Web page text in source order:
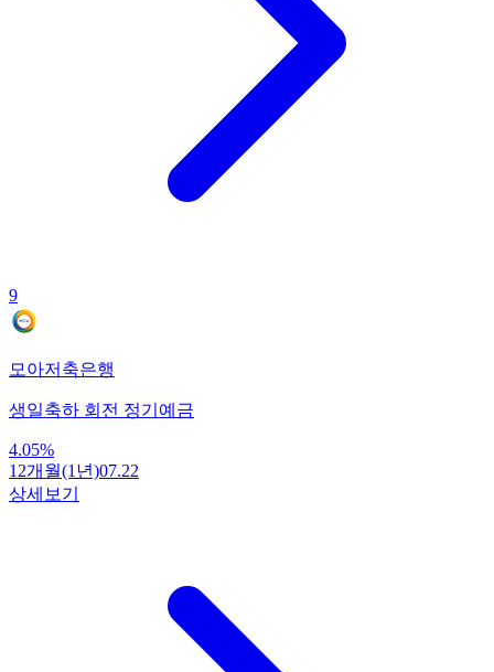
9
모아저축은행
생일축하 회전 정기예금
4.05%
12개월(1년)07.22
상세보기